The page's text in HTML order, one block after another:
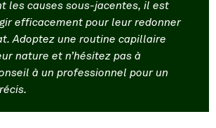
les causes sous-jacentes, il est
efficacement pour leur redonner
Adoptez une routine capillaire
nature et n’hésitez pas à
à un professionnel pour un